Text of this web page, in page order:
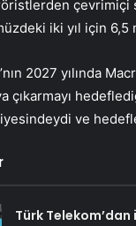
iki yıl için 6,5
2027 yılında
çıkarmayı
ve
Türk Telekom’dan